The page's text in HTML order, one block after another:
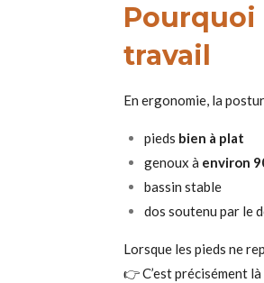
Pourquoi
travail
En ergonomie, la
pieds bien à plat
genoux à environ
bassin stable
dos soutenu par le
Lorsque les pieds ne
👉 C’est précisément là